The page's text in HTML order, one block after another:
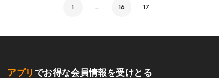
1 … 16 17
アプリ でお得な会員情報を受けとる